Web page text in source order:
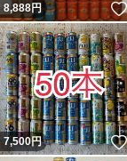
8,888円
7,500円